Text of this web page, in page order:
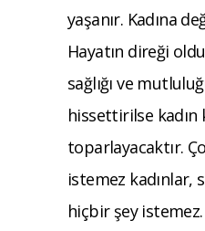
yaşanır. Kadına
Hayatın direği
sağlığı ve
hissettirilse
toparlayacaktır.
istemez kadınlar,
hiçbir şey istemez.